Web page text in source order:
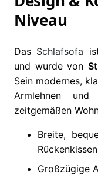
Niveau
Das Schlafsofa
und wurde von
Sein modernes,
Armlehnen
zeitgemäßen
Breite,
Rückenkissen
Großzügige